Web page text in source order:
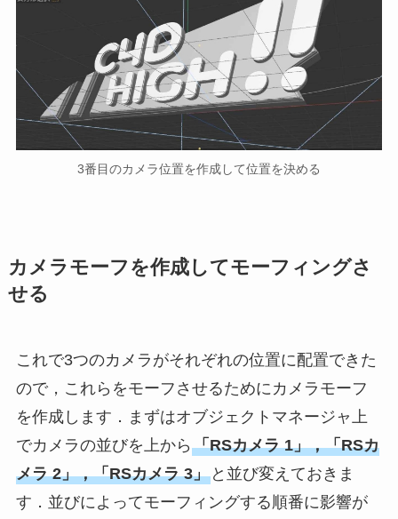
3番目のカメラ位置を作成して位置を決める
カメラモーフを作成してモーフィングさ
せる
これで3つのカメラがそれぞれの位置に配置できた
ので，これらをモーフさせるためにカメラモーフ
を作成します．まずはオブジェクトマネージャ上
でカメラの並びを上から 「RSカメラ 1」，「RSカ
メラ 2」，「RSカメラ 3」と並び変えておきま
す．並びによってモーフィングする順番に影響が